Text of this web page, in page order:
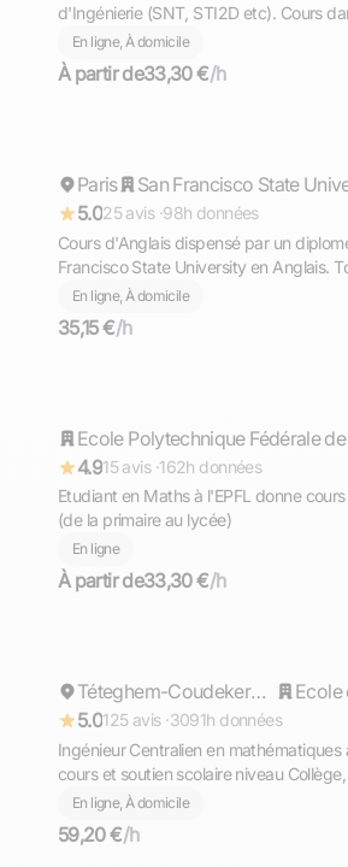
d'Ingénierie (SNT, STI2D etc). Cours
scientifiques (technologie, sciences et
mathématiques, physique et chimie, EPI.
En ligne, À domicile
À partir de33,30 €/h
Répond rapidement
Paris
San Francisco State
5.025 avis ·98h données
Cours d'Anglais dispensé par un
Francisco State University en Anglais.
TOEFL, TOEIC, GMAT
En ligne, À domicile
35,15 €/h
Répond rapidement
4.915 avis ·162h données
Etudiant en Maths à l'EPFL donne
(de la primaire au lycée)
En ligne
À partir de33,30 €/h
Répond rapidement Téteghem-Coudekerque-Village
Ecole
5.0125 avis ·3091h données
Ingénieur Centralien en
cours et soutien scolaire niveau
Supérieur (prépa)
En ligne, À domicile
59,20 €/h